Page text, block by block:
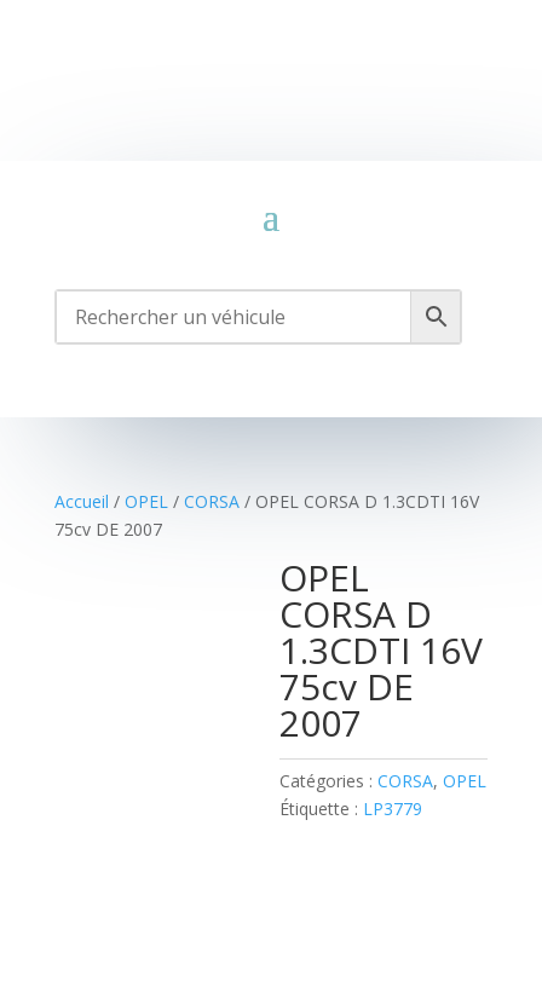
Accueil / OPEL / CORSA/ OPEL CORSA D 1.3CDTI 16V
75cv DE 2007
OPEL
CORSA D
1.3CDTI 16V
75cv DE
2007
Catégories :CORSA,OPEL
Étiquette : LP3779